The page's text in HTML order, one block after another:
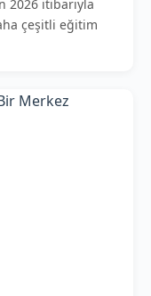
2026 itibarıyla
çeşitli eğitim